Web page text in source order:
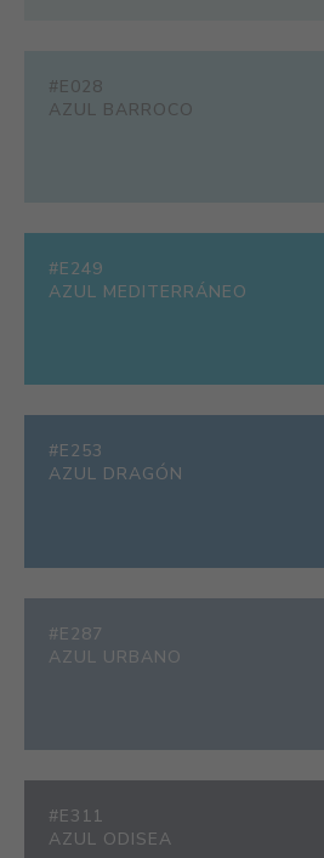
#E028
AZUL BARROCO
#E249
AZUL MEDITERRÁNEO
#E253
AZUL DRAGÓN
#E287
AZUL URBANO
#E311
AZUL ODISEA